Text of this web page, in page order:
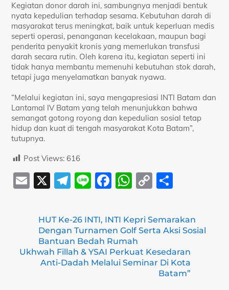
Kegiatan donor darah ini, sambungnya menjadi bentuk
nyata kepedulian terhadap sesama. Kebutuhan darah di
masyarakat terus meningkat, baik untuk keperluan medis
seperti operasi, penanganan kecelakaan, maupun bagi
penderita penyakit kronis yang memerlukan transfusi
darah secara rutin. Oleh karena itu, kegiatan seperti ini
tidak hanya membantu memenuhi kebutuhan stok darah,
tetapi juga menyelamatkan banyak nyawa.
“Melalui kegiatan ini, saya mengapresiasi INTI Batam dan
Lantamal IV Batam yang telah menunjukkan bahwa
semangat gotong royong dan kepedulian sosial tetap
hidup dan kuat di tengah masyarakat Kota Batam”,
tutupnya.
Post Views: 616
E
ai
X
T
e
gr
a
m
Li
e
F
c
e
b
o
W
at
s
A
p
C
p
y
Li
n
k
ar
e
HUT Ke-26 INTI, INTI Kepri Semarakan
Dengan Turnamen Golf Serta Aksi Sosial
Bantuan Bedah Rumah
Ukhwah Fillah & YSAI Perkuat Kesedaran
Anti-Dadah Melalui Seminar Di Kota
Batam”